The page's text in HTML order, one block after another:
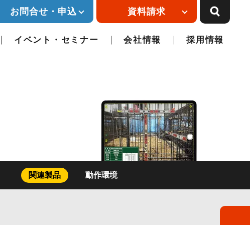
イベント・セミナー 会社情報 採用情報
お問合せ・申込 資料請求
関連製品 動作環境